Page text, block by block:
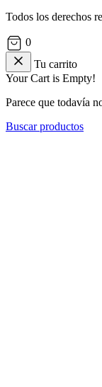
Todos los derechos
0
Tu carrito
Your Cart is Empty!
Parece que todavía
Buscar productos